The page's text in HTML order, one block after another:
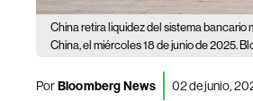
China retira liquidez del sistema bancario
China, el miércoles 18 de junio de 2025.
PorBloomberg News 02 de junio,